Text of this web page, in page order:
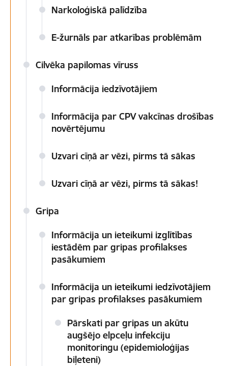
Narkoloģiskā palīdzība
E-žurnāls par atkarības problēmām
Cilvēka papilomas vīruss
Informācija iedzīvotājiem
Informācija par CPV vakcīnas drošības
novērtējumu
Uzvari cīņā ar vēzi, pirms tā sākas
Uzvari cīņā ar vēzi, pirms tā sākas!
Gripa
Informācija un ieteikumi izglītības
iestādēm par gripas profilakses
pasākumiem
Informācija un ieteikumi iedzīvotājiem
par gripas profilakses pasākumiem
Pārskati par gripas un akūtu
augšējo elpceļu infekciju
monitoringu (epidemioloģijas
biļeteni)